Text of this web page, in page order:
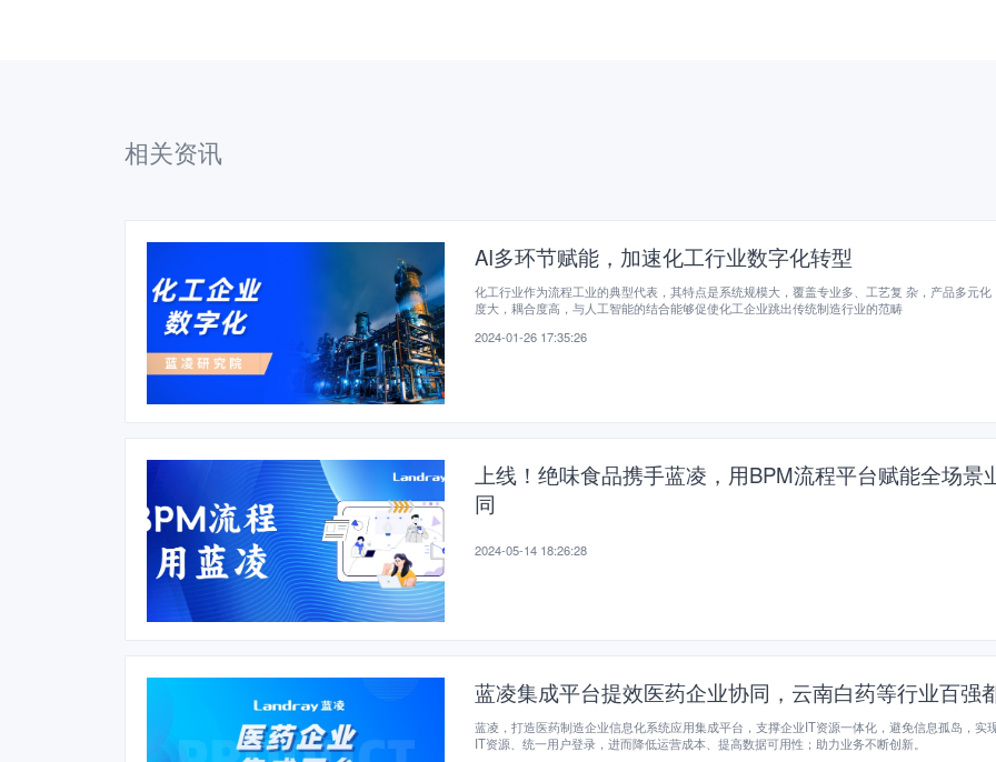
相关资讯
AI多环节赋能，加速化工行业数字化转型
化工行业作为流程工业的典型代表，其特点是系统规模大，覆盖专业多、工艺复 杂，产品多元化
度大，耦合度高，与人工智能的结合能够促使化工企业跳出传统制造行业的范畴
2024-01-26 17:35:26
上线！绝味食品携手蓝凌，用BPM流程平台赋能全场景
同
2024-05-14 18:26:28
蓝凌集成平台提效医药企业协同，云南白药等行业百强
蓝凌，打造医药制造企业信息化系统应用集成平台，支撑企业IT资源一体化，避免信息孤岛，实
IT资源、统一用户登录，进而降低运营成本、提高数据可用性；助力业务不断创新。